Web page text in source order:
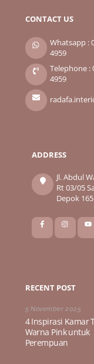
CONTACT US
Whatsapp :
4959
Telephone :
4959
ADDRESS
Jl. Abdul
Rt 03/05
Depok
RECENT POST
5 November 2025
4 Inspirasi Kamar
Warna Pink untuk
Perempuan